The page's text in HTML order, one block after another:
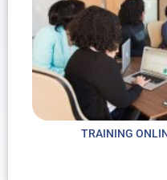
TRAINING